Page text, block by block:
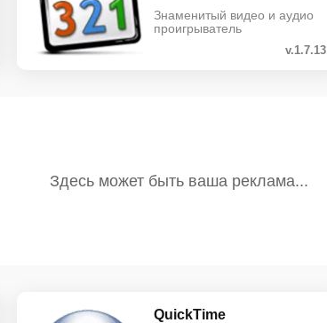
Знаменитый видео и аудио
проигрыватель
v.1.7.13
QuickTime